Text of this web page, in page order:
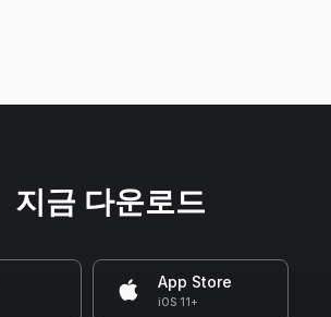
지금 다운로드
App Store
iOS 11+